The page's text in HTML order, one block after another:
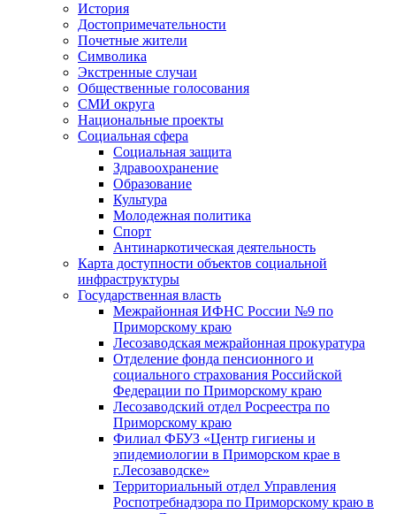
История
Достопримечательности
Почетные жители
Символика
Экстренные случаи
Общественные голосования
СМИ округа
Национальные проекты
Социальная сфера
Социальная защита
Здравоохранение
Образование
Культура
Молодежная политика
Спорт
Антинаркотическая деятельность
Карта доступности объектов социальной
инфраструктуры
Государственная власть
Межрайонная ИФНС России №9 по
Приморскому краю
Лесозаводская межрайонная прокуратура
Отделение фонда пенсионного и
социального страхования Российской
Федерации по Приморскому краю
Лесозаводский отдел Росреестра по
Приморскому краю
Филиал ФБУЗ «Центр гигиены и
эпидемиологии в Приморском крае в
г.Лесозаводске»
Территориальный отдел Управления
Роспотребнадзора по Приморскому краю в